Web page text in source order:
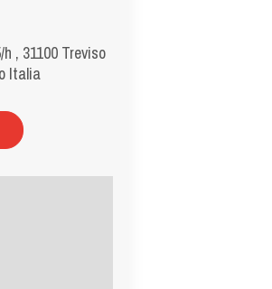
, 31100 Treviso
Italia